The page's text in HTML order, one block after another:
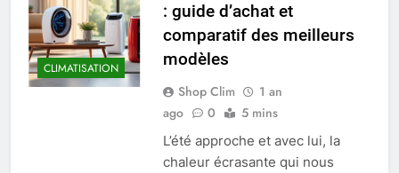
CLIMATISATION
: guide d’achat et
comparatif des meilleurs
modèles
Shop Clim
1 an
ago
0 5 mins
L’été approche et avec lui, la
chaleur écrasante qui nous